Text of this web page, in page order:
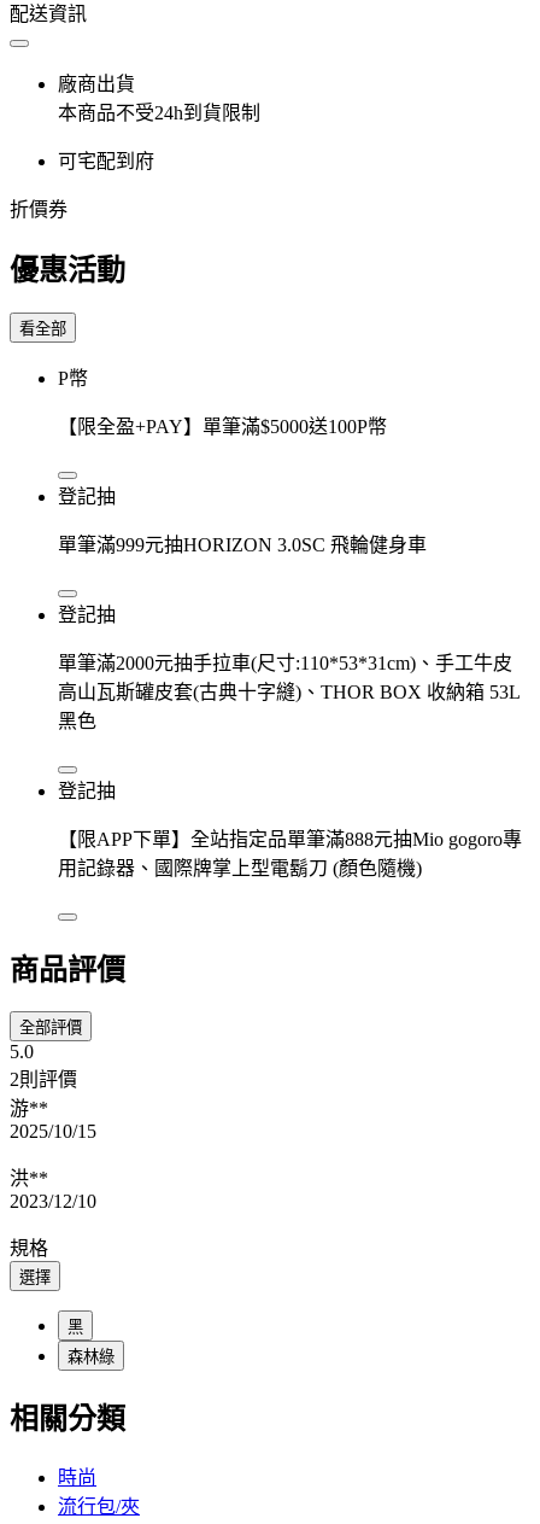
配送資訊
廠商出貨
本商品不受24h到貨限制
可宅配到府
折價券
優惠活動
看全部
P幣
【限全盈+PAY】單筆滿$5000送100P幣
登記抽
單筆滿999元抽HORIZON 3.0SC 飛輪健身車
登記抽
單筆滿2000元抽手拉車(尺寸:110*53*31cm)、手工牛皮
高山瓦斯罐皮套(古典十字縫)、THOR BOX 收納箱 53L
黑色
登記抽
【限APP下單】全站指定品單筆滿888元抽Mio gogoro專
用記錄器、國際牌掌上型電鬍刀 (顏色隨機)
商品評價
全部評價
5.0
2則評價
游**
2025/10/15
洪**
2023/12/10
規格
選擇
黑
森林綠
相關分類
時尚
流行包/夾